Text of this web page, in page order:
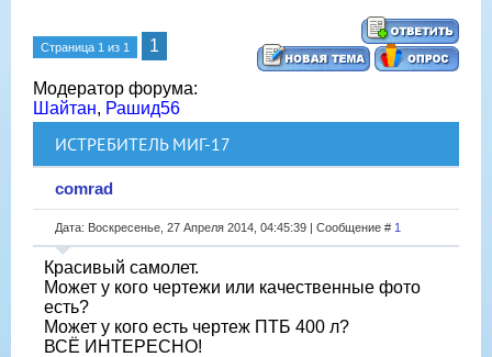
Страница 1 из 1 1
Модератор форума:
Шайтан, Рашид56
ИСТРЕБИТЕЛЬ МИГ-17
comrad
Дата: Воскресенье, 27 Апреля 2014, 04:45:39 | Сообщение # 1
Красивый самолет.
Может у кого чертежи или качественные фото
есть?
Может у кого есть чертеж ПТБ 400 л?
ВСЁ ИНТЕРЕСНО!